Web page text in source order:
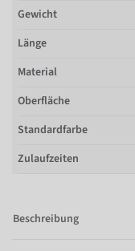
Gewicht
Länge
Material
Oberfläche
Standardfarbe
Zulaufzeiten
Beschreibung